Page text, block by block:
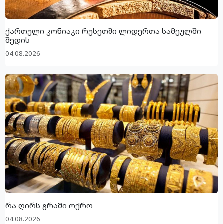
ქართული კონიაკი რუსეთში ლიდერთა სამეულში
შედის
04.08.2026
რა ღირს გრამი ოქრო
04.08.2026